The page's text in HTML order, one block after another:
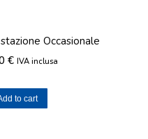
Occasionale
€ IVA inclusa
to cart